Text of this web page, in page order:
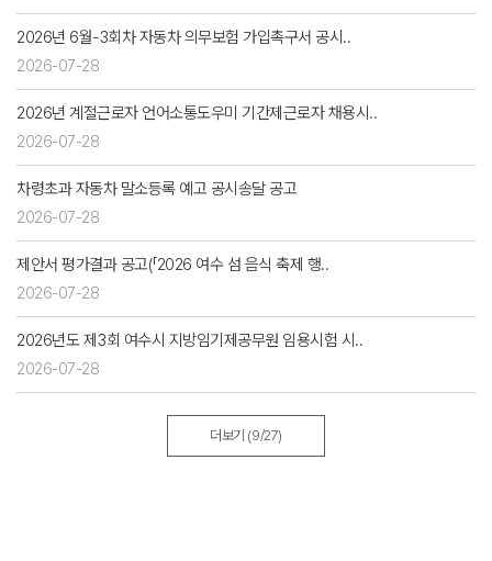
2026년 6월-3회차 자동차 의무보험 가입촉구서 공시..
2026-07-28
2026년 계절근로자 언어소통도우미 기간제근로자 채용시..
2026-07-28
차령초과 자동차 말소등록 예고 공시송달 공고
2026-07-28
제안서 평가결과 공고(「2026 여수 섬 음식 축제 행..
2026-07-28
2026년도 제3회 여수시 지방임기제공무원 임용시험 시..
2026-07-28
더보기 (9/27)